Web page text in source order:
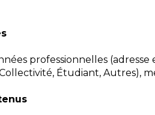
professionnelles
Étudiant, Autres),